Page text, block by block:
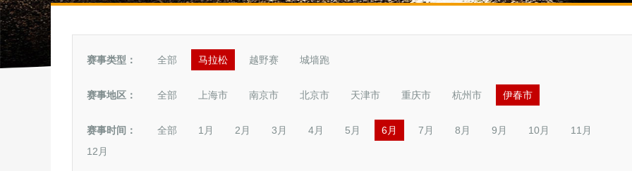
赛事类型： 全部 马拉松 越野赛 城墙跑
赛事地区： 全部 上海市 南京市 北京市 天津市 重庆市 杭州市 伊春市
赛事时间： 全部 1月 2月 3月 4月 5月 6月 7月 8月 9月 10月
11月
12月